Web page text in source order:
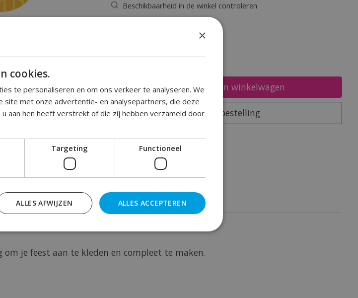
Beschikbaarheid in de winkel controleren
Toevoegen aan winkelwagen
Plaats bestelling
Toevoegen om te vergelijken
je feest aan te kleden en compleet te maken.
×
cookies.
te personaliseren en om ons verkeer te analyseren. We
site met onze advertentie- en analysepartners, die deze
aan hen heeft verstrekt of die zij hebben verzameld door
Targeting Functioneel
ALLES ACCEPTEREN
ALLES AFWIJZEN